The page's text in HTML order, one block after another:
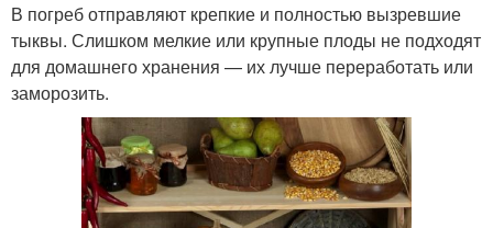
В погреб отправляют крепкие и полностью вызревшие
тыквы. Слишком мелкие или крупные плоды не подходят
для домашнего хранения — их лучше переработать или
заморозить.